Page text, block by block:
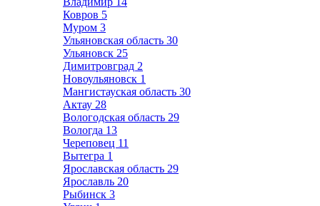
Ковров 5
Муром 3
Ульяновская область 30
Ульяновск 25
Димитровград 2
Новоульяновск 1
Мангистауская область 30
Актау 28
Вологодская область 29
Вологда 13
Череповец 11
Вытегра 1
Ярославская область 29
Ярославль 20
Рыбинск 3